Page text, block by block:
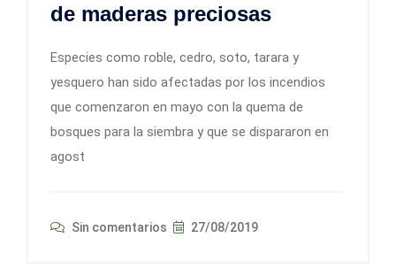
de maderas preciosas
Especies como roble, cedro, soto, tarara y
yesquero han sido afectadas por los incendios
que comenzaron en mayo con la quema de
bosques para la siembra y que se dispararon en
agost
Sin comentarios 27/08/2019